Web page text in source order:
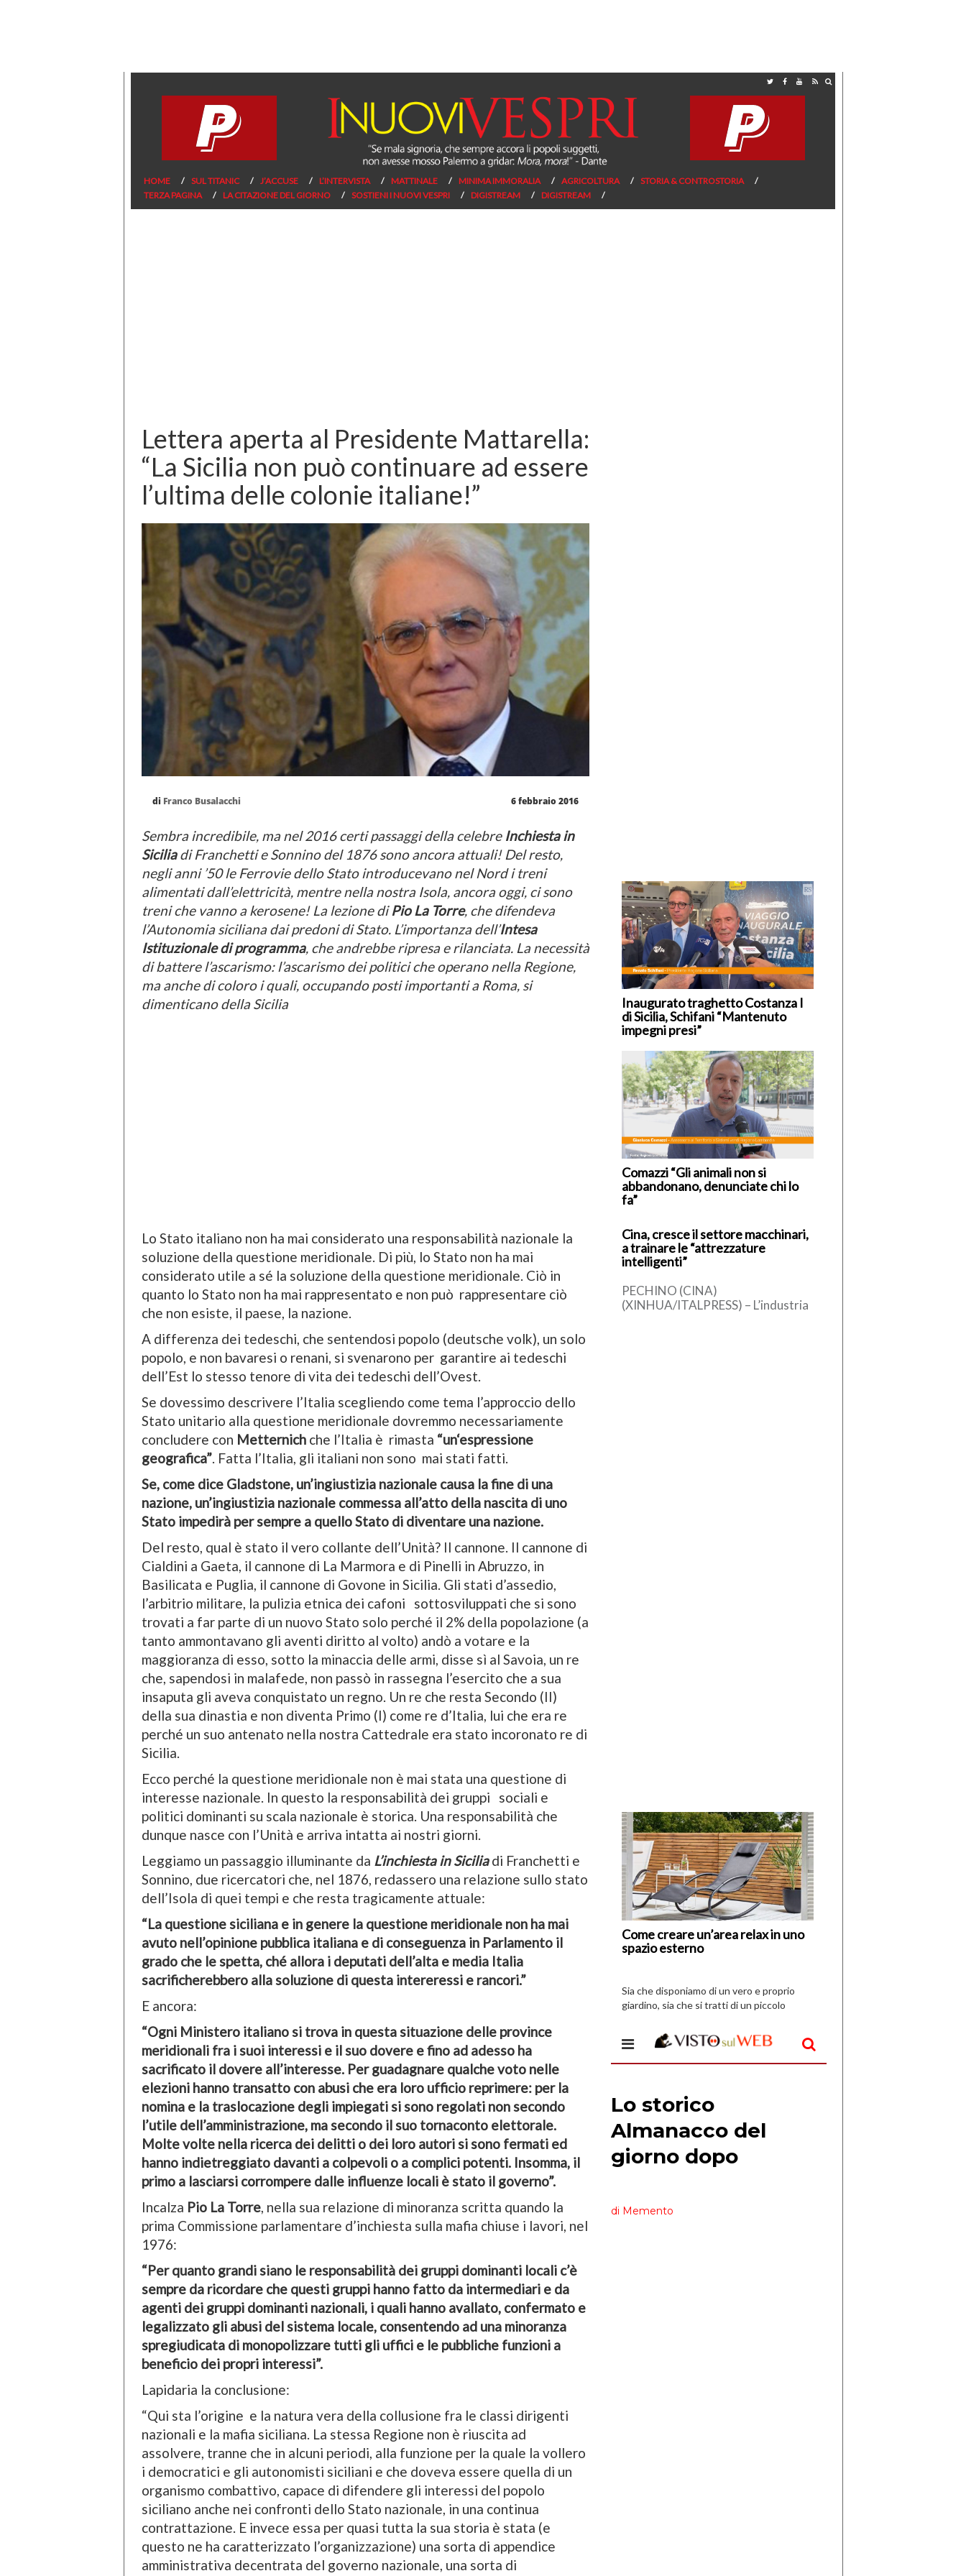
HOME SUL TITANIC J’ACCUSE L’INTERVISTA MATTINALE MINIMA IMMORALIA AGRICOLTURA
STORIA & CONTROSTORIA
TERZA PAGINA
LA CITAZIONE DEL GIORNO SOSTIENI I NUOVI VESPRI DIGISTREAM DIGISTREAM
Lettera aperta al Presidente Mattarella:
“La Sicilia non può continuare ad essere
l’ultima delle colonie italiane!”
di Franco Busalacchi 6 febbraio 2016
Sembra incredibile, ma nel 2016 certi passaggi della celebre Inchiesta in
Siciliadi Franchetti e Sonnino del 1876 sono ancora attuali! Del resto,
negli anni ’50 le Ferrovie dello Stato introducevano nel Nord i treni
alimentati dall’elettricità, mentre nella nostra Isola, ancora oggi, ci sono
treni che vanno a kerosene! La lezione diPio La Torre, che difendeva
l’Autonomia siciliana dai predoni di Stato. L’importanza dell’Intesa
Istituzionale di programma, che andrebbe ripresa e rilanciata. La necessità
di battere l’ascarismo: l’ascarismo dei politici che operano nella Regione,
ma anche di coloro i quali, occupando posti importanti a Roma, si
dimenticano della Sicilia
Lo Stato italiano non ha mai considerato una responsabilità nazionale la
soluzione della questione meridionale. Di più, lo Stato non ha mai
considerato utile a sé la soluzione della questione meridionale. Ciò in
quanto lo Stato non ha mai rappresentato e non può rappresentare ciò
che non esiste, il paese, la nazione.
A differenza dei tedeschi, che sentendosi popolo (deutsche volk), un solo
popolo, e non bavaresi o renani, si svenarono per garantire ai tedeschi
dell’Est lo stesso tenore di vita dei tedeschi dell’Ovest.
Se dovessimo descrivere l’Italia scegliendo come tema l’approccio dello
Stato unitario alla questione meridionale dovremmo necessariamente
concludere con Metternich che l’Italia è rimasta “un‘espressione
geografica”. Fatta l’Italia, gli italiani non sono mai stati fatti.
Se, come dice Gladstone, un’ingiustizia nazionale causa la fine di una
nazione, un’ingiustizia nazionale commessa all’atto della nascita di uno
Stato impedirà per sempre a quello Stato di diventare una nazione.
Del resto, qual è stato il vero collante dell’Unità? Il cannone. Il cannone di
Cialdini a Gaeta, il cannone di La Marmora e di Pinelli in Abruzzo, in
Basilicata e Puglia, il cannone di Govone in Sicilia. Gli stati d’assedio,
l’arbitrio militare, la pulizia etnica dei cafoni sottosviluppati che si sono
trovati a far parte di un nuovo Stato solo perché il 2% della popolazione (a
tanto ammontavano gli aventi diritto al volto) andò a votare e la
maggioranza di esso, sotto la minaccia delle armi, disse sì al Savoia, un re
che, sapendosi in malafede, non passò in rassegna l’esercito che a sua
insaputa gli aveva conquistato un regno. Un re che resta Secondo (II)
della sua dinastia e non diventa Primo (I) come re d’Italia, lui che era re
perché un suo antenato nella nostra Cattedrale era stato incoronato re di
Sicilia.
Ecco perché la questione meridionale non è mai stata una questione di
interesse nazionale. In questo la responsabilità dei gruppi sociali e
politici dominanti su scala nazionale è storica. Una responsabilità che
dunque nasce con l’Unità e arriva intatta ai nostri giorni.
Leggiamo un passaggio illuminante da L’inchiesta in Siciliadi Franchetti e
Sonnino, due ricercatori che, nel 1876, redassero una relazione sullo stato
dell’Isola di quei tempi e che resta tragicamente attuale:
“La questione siciliana e in genere la questione meridionale non ha mai
avuto nell’opinione pubblica italiana e di conseguenza in Parlamento il
grado che le spetta, ché allora i deputati dell’alta e media Italia
sacrificherebbero alla soluzione di questa intereressi e rancori.”
E ancora:
“Ogni Ministero italiano si trova in questa situazione delle province
meridionali fra i suoi interessi e il suo dovere e fino ad adesso ha
sacrificato il dovere all’interesse. Per guadagnare qualche voto nelle
elezioni hanno transatto con abusi che era loro ufficio reprimere: per la
nomina e la traslocazione degli impiegati si sono regolati non secondo
l’utile dell’amministrazione, ma secondo il suo tornaconto elettorale.
Molte volte nella ricerca dei delitti o dei loro autori si sono fermati ed
hanno indietreggiato davanti a colpevoli o a complici potenti. Insomma, il
primo a lasciarsi corrompere dalle influenze locali è stato il governo”.
Incalza Pio La Torre, nella sua relazione di minoranza scritta quando la
prima Commissione parlamentare d’inchiesta sulla mafia chiuse i lavori, nel
1976:
“Per quanto grandi siano le responsabilità dei gruppi dominanti locali c’è
sempre da ricordare che questi gruppi hanno fatto da intermediari e da
agenti dei gruppi dominanti nazionali, i quali hanno avallato, confermato e
legalizzato gli abusi del sistema locale, consentendo ad una minoranza
spregiudicata di monopolizzare tutti gli uffici e le pubbliche funzioni a
beneficio dei propri interessi”.
Lapidaria la conclusione:
“Qui sta l’origine e la natura vera della collusione fra le classi dirigenti
nazionali e la mafia siciliana. La stessa Regione non è riuscita ad
assolvere, tranne che in alcuni periodi, alla funzione per la quale la vollero
i democratici e gli autonomisti siciliani e che doveva essere quella di un
organismo combattivo, capace di difendere gli interessi del popolo
siciliano anche nei confronti dello Stato nazionale, in una continua
contrattazione. E invece essa per quasi tutta la sua storia è stata (e
questo ne ha caratterizzato l’organizzazione) una sorta di appendice
amministrativa decentrata del governo nazionale, una sorta di
Inaugurato traghetto Costanza I
di Sicilia, Schifani “Mantenuto
impegni presi”
Comazzi “Gli animali non si
abbandonano, denunciate chi lo
fa”
Cina, cresce il settore macchinari,
a trainare le “attrezzature
intelligenti”
PECHINO (CINA)
(XINHUA/ITALPRESS) – L’industria
Come creare un’area relax in uno
spazio esterno
di
I
Vespri
Sia che disponiamo di un vero e proprio
giardino, sia che si tratti di un piccolo